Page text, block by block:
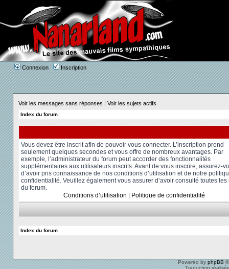
Connexion Inscription
Voir les messages sans réponses | Voir les sujets actifs
Index du forum
Vous devez être inscrit afin de pouvoir vous connecter. L’inscription prend
seulement quelques secondes et vous offre de nombreux avantages. Par
exemple, l’administrateur du forum peut accorder des fonctionnalités
supplémentaires aux utilisateurs inscrits. Avant de vous inscrire, assurez-
d’avoir pris connaissance de nos conditions d’utilisation et de notre
confidentialité. Veuillez également vous assurer d’avoir consulté toutes les
du forum.
Conditions d’utilisation
Politique de confidentialité
Index du forum
Powered byphpBB©
Traduction